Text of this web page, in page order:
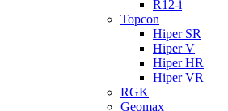
R12-i
Topcon
Hiper SR
Hiper V
Hiper HR
Hiper VR
RGK
Geomax